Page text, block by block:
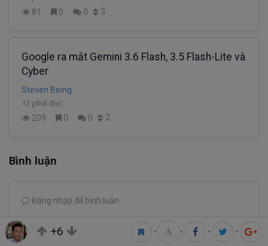
81 0 0 3
Google ra mắt Gemini 3.6 Flash, 3.5 Flash-Lite và
Cyber
Steven Being
12 phút đọc
209 0 0 2
Bình luận
Đăng nhập để bình luận
+6 • • • •